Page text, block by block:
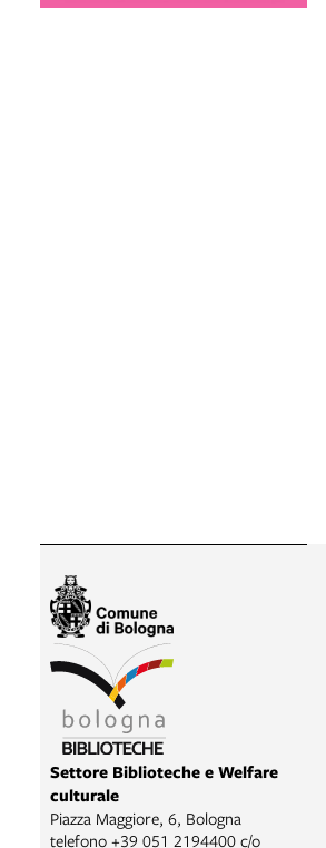
Settore Biblioteche e Welfare
culturale
Piazza Maggiore, 6, Bologna
telefono +39 051 2194400 c/o